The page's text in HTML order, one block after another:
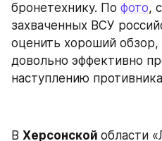
бронетехнику. По фото,
захваченных ВСУ
оценить хороший
довольно эффективно
наступлению
В Херсонской области